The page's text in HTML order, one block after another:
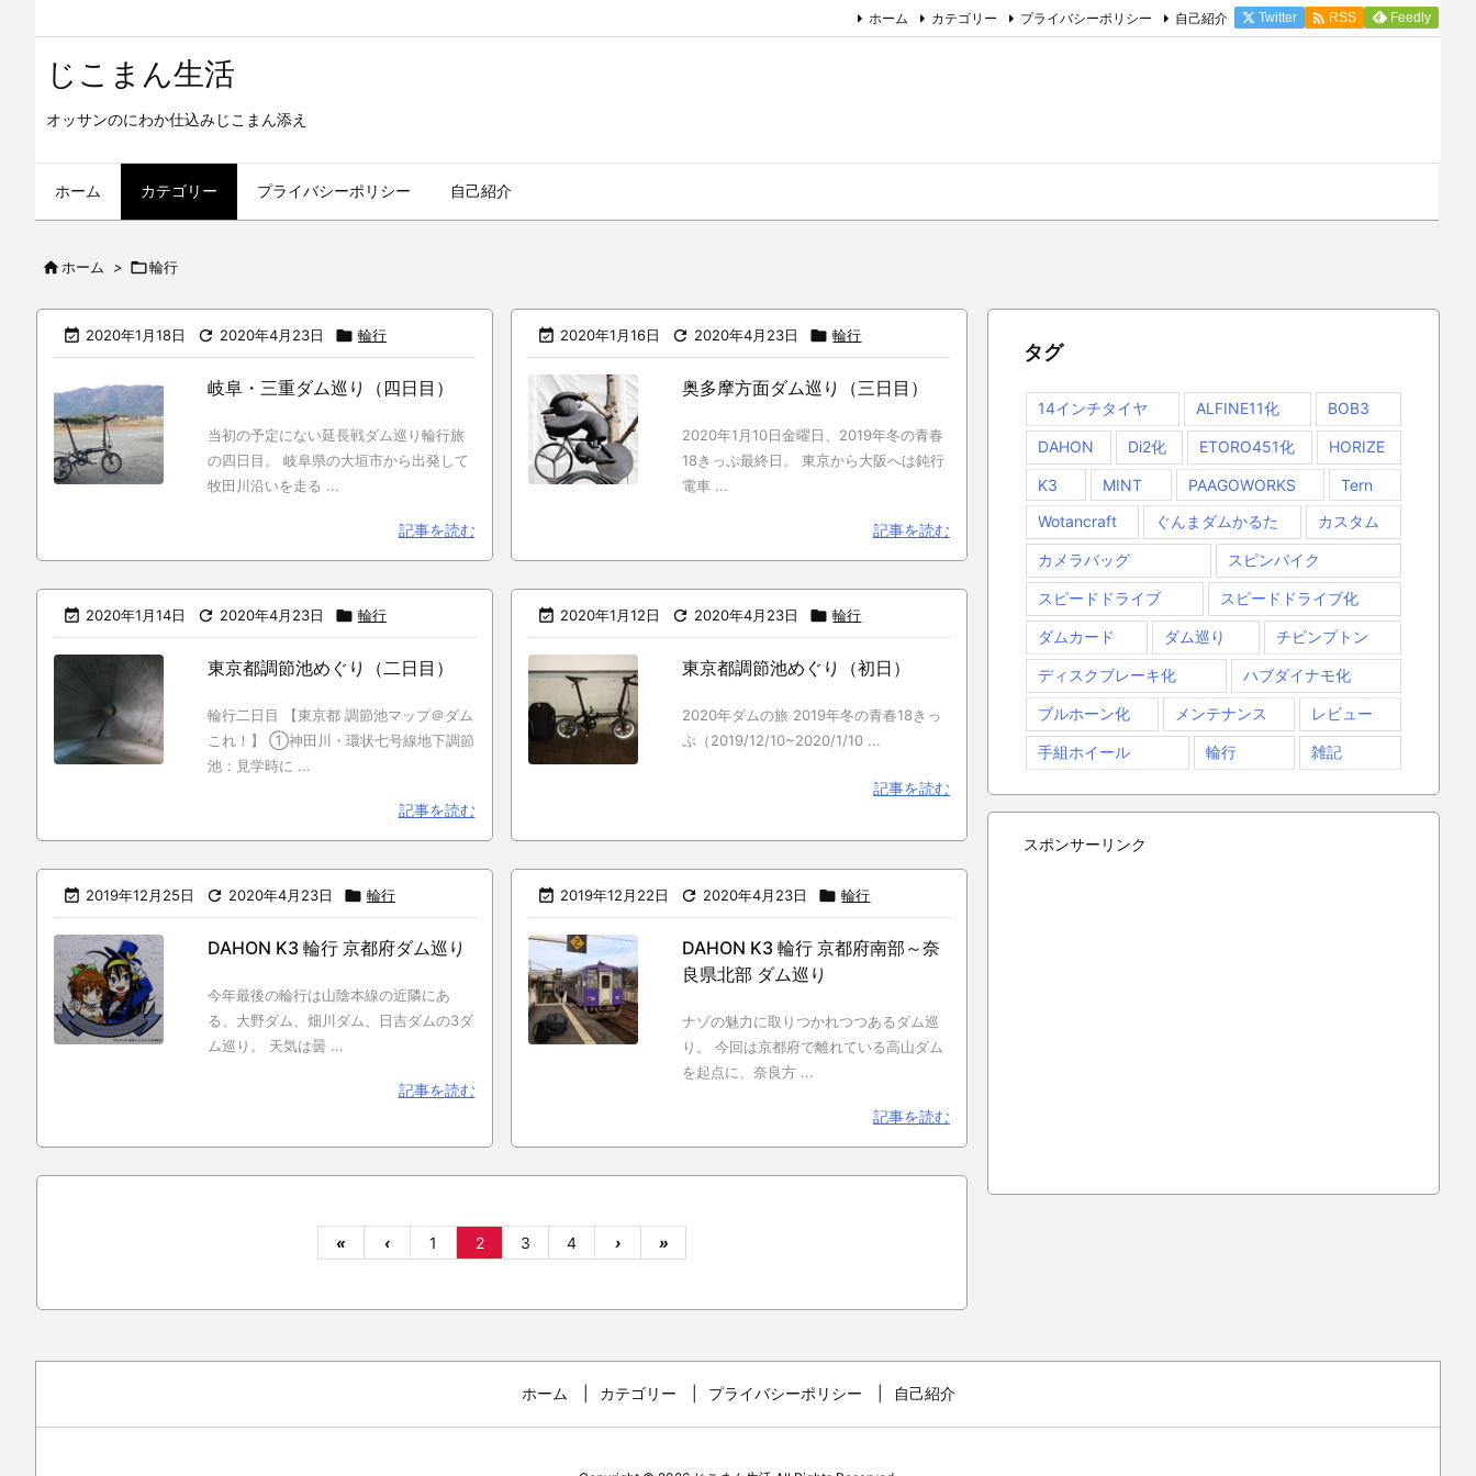
じこまん生活
オッサンのにわか仕込みじこまん添え
ホーム カテゴリー プライバシーポリシー 自己紹介
ホーム カテゴリー プライバシーポリシー 自己紹介 Twitter  RSS Feedly
 ホーム > 輪行
 2020年1月18日  2020年4月23日  輪行
岐阜・三重ダム巡り（四日目）
当初の予定にない延長戦ダム巡り輪行旅
の四日目。 岐阜県の大垣市から出発して
牧田川沿いを走る ...
記事を読む
 2020年1月16日  2020年4月23日  輪行
奥多摩方面ダム巡り（三日目）
2020年1月10日金曜日、2019年冬の青春
18きっぷ最終日。 東京から大阪へは鈍行
電車 ...
記事を読む
 2020年1月14日  2020年4月23日  輪行
東京都調節池めぐり（二日目）
輪行二日目 【東京都 調節池マップ＠ダム
これ！】 ①神田川・環状七号線地下調節
池：見学時に ...
記事を読む
 2020年1月12日  2020年4月23日  輪行
東京都調節池めぐり（初日）
2020年ダムの旅 2019年冬の青春18きっ
ぷ（2019/12/10~2020/1/10 ...
記事を読む
 2019年12月25日  2020年4月23日  輪行
DAHON K3 輪行 京都府ダム巡り
今年最後の輪行は山陰本線の近隣にあ
る、大野ダム、畑川ダム、日吉ダムの3ダ
ム巡り。 天気は曇 ...
記事を読む
 2019年12月22日  2020年4月23日  輪行
DAHON K3 輪行 京都府南部～奈
良県北部 ダム巡り
ナゾの魅力に取りつかれつつあるダム巡
り。 今回は京都府で離れている高山ダム
を起点に、奈良方 ...
記事を読む
« ‹ 1 2 3 4 › »
タグ
14インチタイヤ ALFINE11化 BOB3
DAHON Di2化 ETORO451化 HORIZE
K3 MINT PAAGOWORKS
Tern
Wotancraft
ぐんまダムかるた カスタム
カメラバッグ スピンバイク
スピードドライブ スピードドライブ化
ダムカード ダム巡り チビンプトン
ディスクブレーキ化 ハブダイナモ化
ブルホーン化 メンテナンス レビュー
手組ホイール 輪行 雑記
スポンサーリンク
ホーム カテゴリー プライバシーポリシー 自己紹介